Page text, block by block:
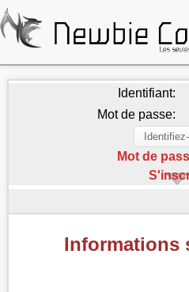
Identifiant:
Mot de passe:
Mot de
Informations